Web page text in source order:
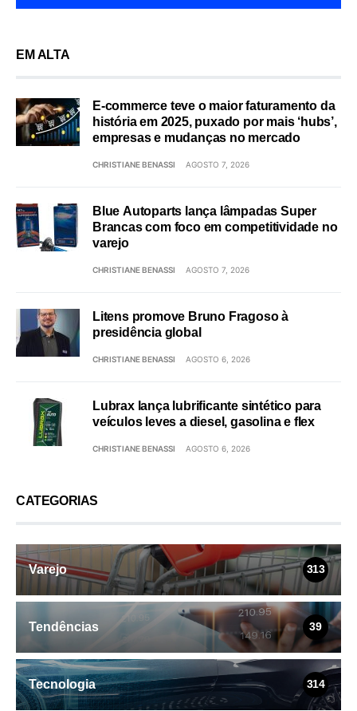
EM ALTA
E-commerce teve o maior faturamento da
história em 2025, puxado por mais ‘hubs’,
empresas e mudanças no mercado
CHRISTIANE BENASSI AGOSTO 7, 2026
Blue Autoparts lança lâmpadas Super
Brancas com foco em competitividade no
varejo
CHRISTIANE BENASSI AGOSTO 7, 2026
Litens promove Bruno Fragoso à
presidência global
CHRISTIANE BENASSI AGOSTO 6, 2026
Lubrax lança lubrificante sintético para
veículos leves a diesel, gasolina e flex
CHRISTIANE BENASSI AGOSTO 6, 2026
CATEGORIAS
Varejo 313
Tendências 39
Tecnologia 314